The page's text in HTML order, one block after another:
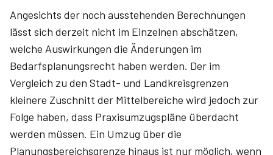
Angesichts der noch ausstehenden Berechnungen
lässt sich derzeit nicht im Einzelnen abschätzen,
welche Auswirkungen die Änderungen im
Bedarfsplanungsrecht haben werden. Der im
Vergleich zu den Stadt- und Landkreisgrenzen
kleinere Zuschnitt der Mittelbereiche wird jedoch zur
Folge haben, dass Praxisumzugspläne überdacht
werden müssen. Ein Umzug über die
Planungsbereichsgrenze hinaus ist nur möglich, wenn